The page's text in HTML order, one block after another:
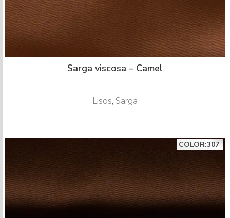
Sarga viscosa – Camel
Lisos, Sarga
COLOR:307